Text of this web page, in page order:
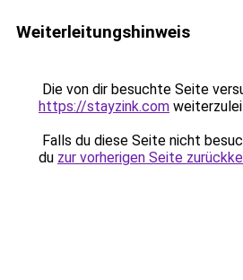
Weiterleitungshinweis
Die von dir besuchte Seite
https://stayzink.com
Falls du diese Seite nicht
du zur vorherigen Seite